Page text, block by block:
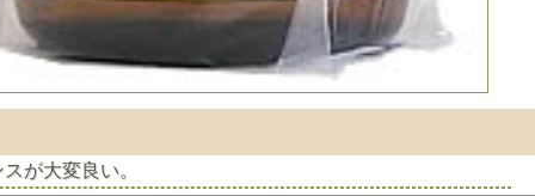
が大変良い。